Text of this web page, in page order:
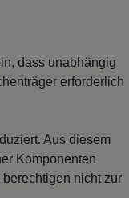
dass unabhängig
erforderlich
Aus diesem
Komponenten
nicht zur